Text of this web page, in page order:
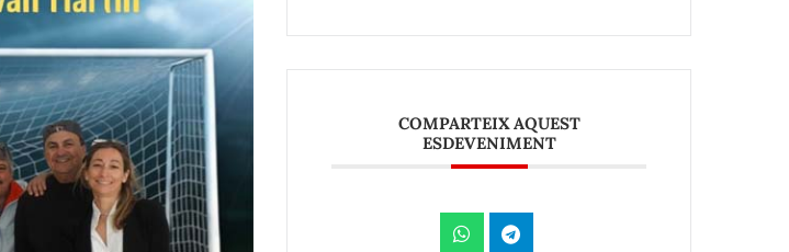
COMPARTEIX AQUEST
ESDEVENIMENT